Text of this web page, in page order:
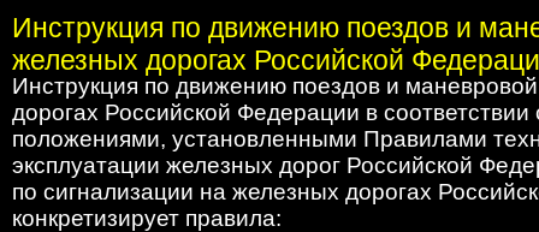
Инструкция по движению поездов и
железных дорогах Российской
Инструкция по движению поездов и
дорогах Российской Федерации в
положениями, установленными Правилами
эксплуатации железных дорог Российской
по сигнализации на железных дорогах
конкретизирует правила: